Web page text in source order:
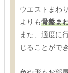
ウエストまわ
よりも骨盤ま
また、適度に
じることがで